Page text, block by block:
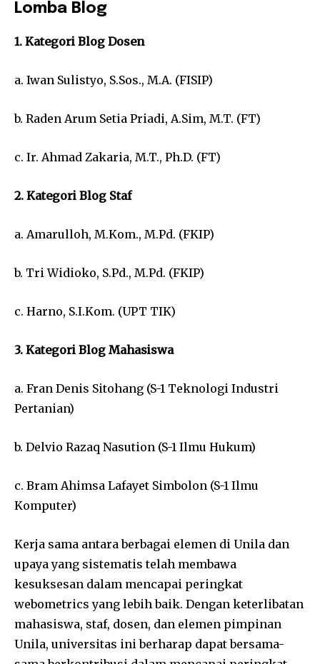
Lomba Blog
1. Kategori Blog Dosen
a. Iwan Sulistyo, S.Sos., M.A. (FISIP)
b. Raden Arum Setia Priadi, A.Sim, M.T. (FT)
c. Ir. Ahmad Zakaria, M.T., Ph.D. (FT)
2. Kategori Blog Staf
a. Amarulloh, M.Kom., M.Pd. (FKIP)
b. Tri Widioko, S.Pd., M.Pd. (FKIP)
c. Harno, S.I.Kom. (UPT TIK)
3. Kategori Blog Mahasiswa
a. Fran Denis Sitohang (S-1 Teknologi Industri
Pertanian)
b. Delvio Razaq Nasution (S-1 Ilmu Hukum)
c. Bram Ahimsa Lafayet Simbolon (S-1 Ilmu
Komputer)
Kerja sama antara berbagai elemen di Unila dan
upaya yang sistematis telah membawa
kesuksesan dalam mencapai peringkat
webometrics yang lebih baik. Dengan keterlibatan
mahasiswa, staf, dosen, dan elemen pimpinan
Unila, universitas ini berharap dapat bersama-